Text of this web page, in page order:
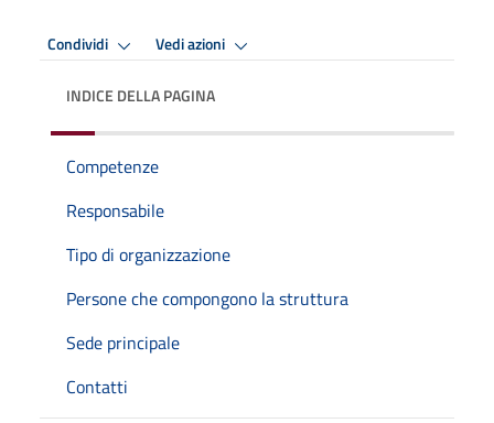
Condividi Vedi azioni
INDICE DELLA PAGINA
Competenze
Responsabile
Tipo di organizzazione
Persone che compongono la struttura
Sede principale
Contatti